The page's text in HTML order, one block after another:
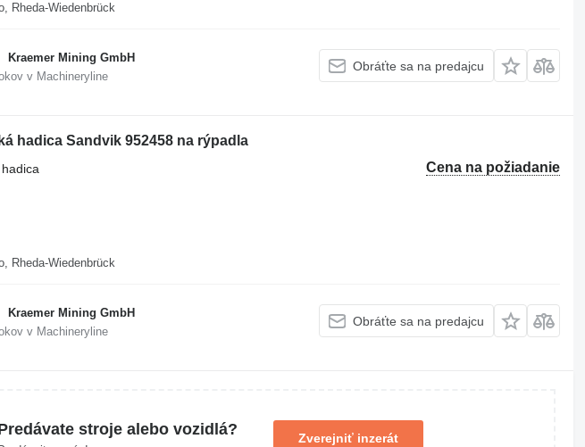
Rheda-Wiedenbrück
Kraemer Mining GmbH
v Machineryline
Obráťte sa na predajcu
hadica Sandvik 952458 na rýpadla
Cena na požiadanie
Rheda-Wiedenbrück
Kraemer Mining GmbH
v Machineryline
Obráťte sa na predajcu
stroje alebo vozidlá?
Zverejniť inzerát